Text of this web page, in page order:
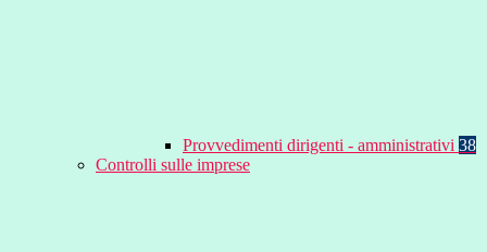
Provvedimenti dirigenti - amministrativi 38
Controlli sulle imprese